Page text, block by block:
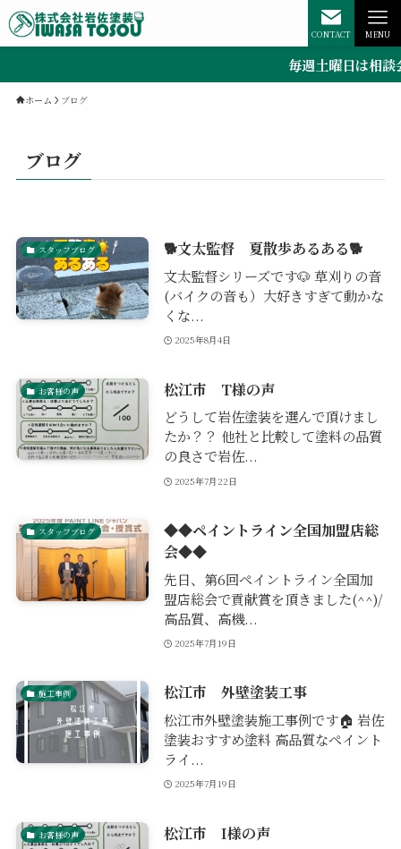
CONTACT MENU
毎週土曜日は相談
ホーム ブログ
ブログ
スタッフブログ 🐕文太監督 夏散歩あるある🐕
文太監督シリーズです🐶 草刈りの音
(バイクの音も）大好きすぎて動かな
くな...
2025年8月4日
お客様の声 松江市 T様の声
どうして岩佐塗装を選んで頂けまし
たか？？ 他社と比較して塗料の品質
の良さで岩佐...
2025年7月22日
スタッフブログ
◆◆ペイントライン全国加盟店総
会◆◆
先日、第6回ペイントライン全国加
盟店総会で貢献賞を頂きました(^^)/
高品質、高機...
2025年7月19日
施工事例 松江市 外壁塗装工事
松江市外壁塗装施工事例です🏠 岩佐
塗装おすすめ塗料 高品質なペイント
ライ...
2025年7月19日
お客様の声 松江市 I様の声